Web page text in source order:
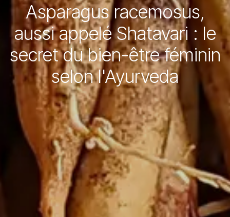
Asparagus racemosus,
aussi appelé Shatavari : le
secret du bien-être féminin
selon l'Ayurveda